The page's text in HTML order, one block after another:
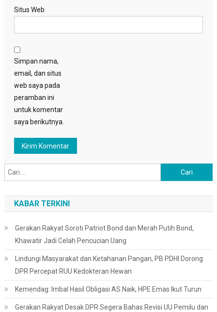
Situs Web
Simpan nama,
email, dan situs
web saya pada
peramban ini
untuk komentar
saya berikutnya.
untuk:
KABAR TERKINI
Gerakan Rakyat Soroti Patriot Bond dan Merah Putih Bond,
Khawatir Jadi Celah Pencucian Uang
Lindungi Masyarakat dan Ketahanan Pangan, PB PDHI Dorong
DPR Percepat RUU Kedokteran Hewan
Kemendag: Imbal Hasil Obligasi AS Naik, HPE Emas Ikut Turun
Gerakan Rakyat Desak DPR Segera Bahas Revisi UU Pemilu dan